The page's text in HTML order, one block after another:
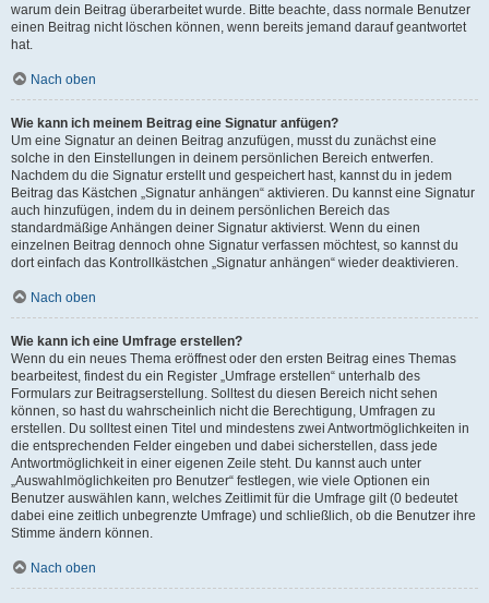
warum dein Beitrag überarbeitet wurde. Bitte beachte, dass normale Benutzer
einen Beitrag nicht löschen können, wenn bereits jemand darauf geantwortet
hat.
Nach oben
Wie kann ich meinem Beitrag eine Signatur anfügen?
Um eine Signatur an deinen Beitrag anzufügen, musst du zunächst eine
solche in den Einstellungen in deinem persönlichen Bereich entwerfen.
Nachdem du die Signatur erstellt und gespeichert hast, kannst du in jedem
Beitrag das Kästchen „Signatur anhängen“ aktivieren. Du kannst eine Signatur
auch hinzufügen, indem du in deinem persönlichen Bereich das
standardmäßige Anhängen deiner Signatur aktivierst. Wenn du einen
einzelnen Beitrag dennoch ohne Signatur verfassen möchtest, so kannst du
dort einfach das Kontrollkästchen „Signatur anhängen“ wieder deaktivieren.
Nach oben
Wie kann ich eine Umfrage erstellen?
Wenn du ein neues Thema eröffnest oder den ersten Beitrag eines Themas
bearbeitest, findest du ein Register „Umfrage erstellen“ unterhalb des
Formulars zur Beitragserstellung. Solltest du diesen Bereich nicht sehen
können, so hast du wahrscheinlich nicht die Berechtigung, Umfragen zu
erstellen. Du solltest einen Titel und mindestens zwei Antwortmöglichkeiten in
die entsprechenden Felder eingeben und dabei sicherstellen, dass jede
Antwortmöglichkeit in einer eigenen Zeile steht. Du kannst auch unter
„Auswahlmöglichkeiten pro Benutzer“ festlegen, wie viele Optionen ein
Benutzer auswählen kann, welches Zeitlimit für die Umfrage gilt (0 bedeutet
dabei eine zeitlich unbegrenzte Umfrage) und schließlich, ob die Benutzer ihre
Stimme ändern können.
Nach oben